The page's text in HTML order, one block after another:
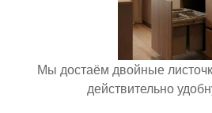
Мы достаём двойные
действительно